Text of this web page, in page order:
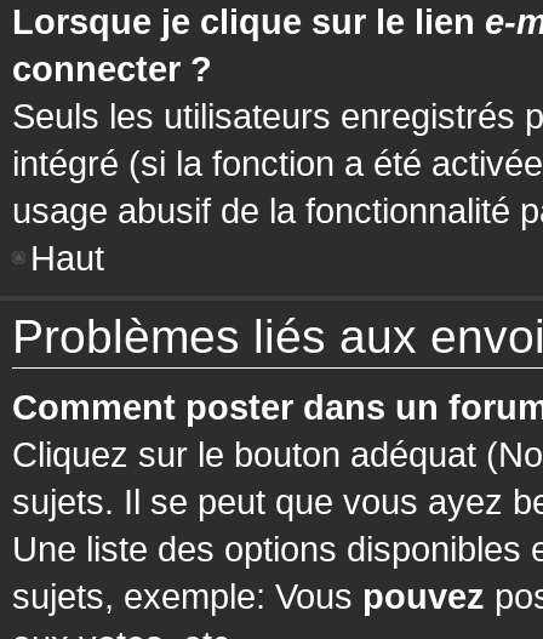
Lorsque je clique sur le lien e-
connecter ?
Seuls les utilisateurs enregistrés
intégré (si la fonction a été
usage abusif de la fonctionnalité
Haut
Problèmes liés aux
Comment poster dans un
Cliquez sur le bouton adéquat
sujets. Il se peut que vous ayez
Une liste des options
sujets, exemple: Vous pouvez